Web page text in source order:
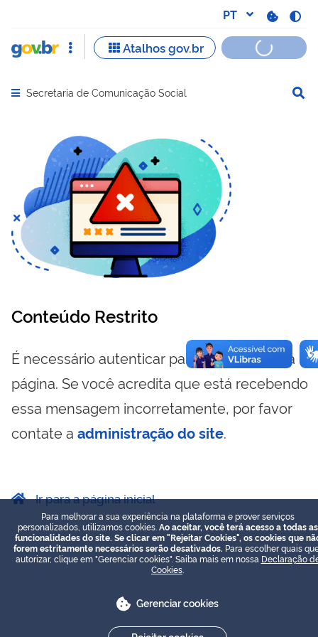
Abrir menu principal de navegação
Secretaria de Comunicação Social
Conteúdo Restrito
É necessário autenticar para visualizar essa
página. Se você acredita que está recebendo
essa mensagem incorretamente, por favor
contate a administração do site.
Ir para a página inicial
Para melhorar a sua experiência na plataforma e prover serviços
personalizados, utilizamos cookies. Ao aceitar, você terá acesso a todas as
funcionalidades do site. Se clicar em "Rejeitar Cookies", os cookies que
forem estritamente necessários serão desativados. Para escolher quais
autorizar, clique em "Gerenciar cookies". Saiba mais em nossa Declaração
Cookies
Gerenciar cookies